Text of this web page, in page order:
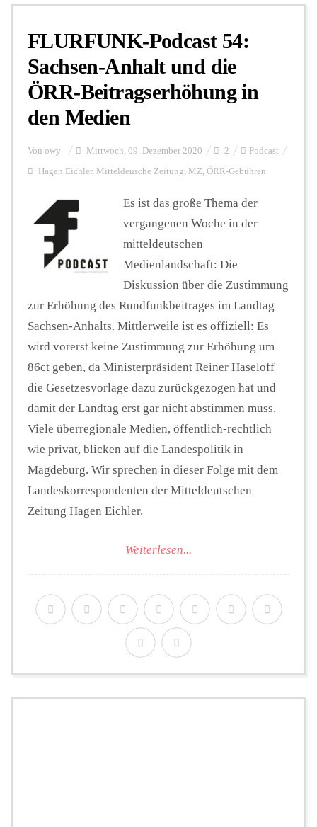
Personalien
Hintergrund
FUNKTURM-Beiträge
Podcast
Seminare
Unterstützen
FLURFUNK-Podcast 54:
Sachsen-Anhalt und die
ÖRR-Beitragserhöhung in
den Medien
Von owy Mittwoch, 09. Dezember 2020 2 Podcast
Hagen Eichler, Mitteldeusche Zeitung, MZ, ÖRR-Gebühren
Es ist das große Thema der
vergangenen Woche in der
mitteldeutschen
Medienlandschaft: Die
Diskussion über die Zustimmung
zur Erhöhung des Rundfunkbeitrages im Landtag
Sachsen-Anhalts. Mittlerweile ist es offiziell: Es
wird vorerst keine Zustimmung zur Erhöhung um
86ct geben, da Ministerpräsident Reiner Haseloff
die Gesetzesvorlage dazu zurückgezogen hat und
damit der Landtag erst gar nicht abstimmen muss.
Viele überregionale Medien, öffentlich-rechtlich
wie privat, blicken auf die Landespolitik in
Magdeburg. Wir sprechen in dieser Folge mit dem
Landeskorrespondenten der Mitteldeutschen
Zeitung Hagen Eichler.
Weiterlesen...